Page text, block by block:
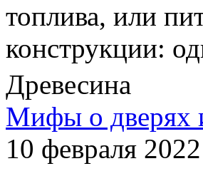
топлива, или
конструкции:
Древесина
Мифы о дверях
10 февраля 2022